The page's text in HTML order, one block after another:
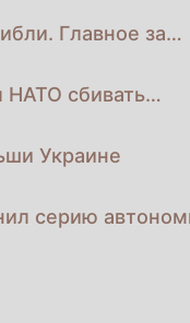
Главное за…
НАТО сбивать…
Украине
серию